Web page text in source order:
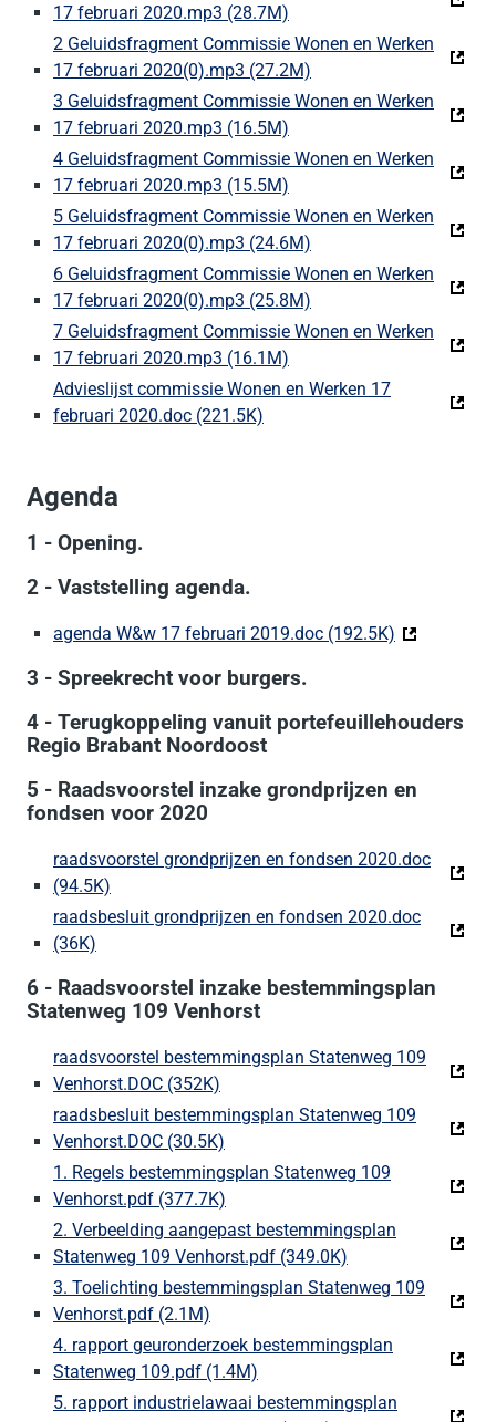
17 februari 2020.mp3 (28.7M) (Deze link gaat naar een
2 Geluidsfragment Commissie Wonen en Werken
17 februari 2020(0).mp3 (27.2M) (Deze link gaat naar
3 Geluidsfragment Commissie Wonen en Werken
17 februari 2020.mp3 (16.5M) (Deze link gaat naar een
4 Geluidsfragment Commissie Wonen en Werken
17 februari 2020.mp3 (15.5M) (Deze link gaat naar een
5 Geluidsfragment Commissie Wonen en Werken
17 februari 2020(0).mp3 (24.6M) (Deze link gaat naar
6 Geluidsfragment Commissie Wonen en Werken
17 februari 2020(0).mp3 (25.8M) (Deze link gaat naar
7 Geluidsfragment Commissie Wonen en Werken
17 februari 2020.mp3 (16.1M) (Deze link gaat naar een
Advieslijst commissie Wonen en Werken 17
februari 2020.doc (221.5K) (Deze link gaat naar een
Agenda
1 - Opening.
2 - Vaststelling agenda.
agenda W&w 17 februari 2019.doc (192.5K) (Deze link
3 - Spreekrecht voor burgers.
4 - Terugkoppeling vanuit portefeuillehouders
Regio Brabant Noordoost
5 - Raadsvoorstel inzake grondprijzen en
fondsen voor 2020
raadsvoorstel grondprijzen en fondsen 2020.doc
(94.5K)
raadsbesluit grondprijzen en fondsen 2020.doc
(36K)
6 - Raadsvoorstel inzake bestemmingsplan
Statenweg 109 Venhorst
raadsvoorstel bestemmingsplan Statenweg 109
Venhorst.DOC (352K) (Deze link gaat naar een externe
raadsbesluit bestemmingsplan Statenweg 109
Venhorst.DOC (30.5K) (Deze link gaat naar een externe
1. Regels bestemmingsplan Statenweg 109
Venhorst.pdf (377.7K) (Deze link gaat naar een externe
2. Verbeelding aangepast bestemmingsplan
Statenweg 109 Venhorst.pdf (349.0K) (Deze link gaat
3. Toelichting bestemmingsplan Statenweg 109
Venhorst.pdf (2.1M) (Deze link gaat naar een externe
4. rapport geuronderzoek bestemmingsplan
Statenweg 109.pdf (1.4M) (Deze link gaat naar een
5. rapport industrielawaai bestemmingsplan